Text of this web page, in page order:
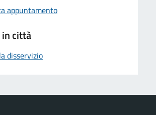
appuntamento
città
disservizio